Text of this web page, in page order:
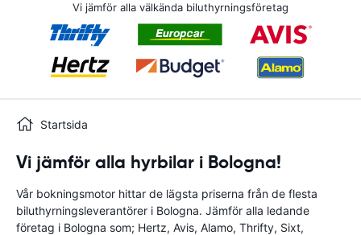
Vi jämför alla välkända biluthyrningsföretag
Startsida
Vi jämför alla hyrbilar i Bologna!
Vår bokningsmotor hittar de lägsta priserna från de flesta
biluthyrningsleverantörer i Bologna. Jämför alla ledande
företag i Bologna som; Hertz, Avis, Alamo, Thrifty, Sixt,